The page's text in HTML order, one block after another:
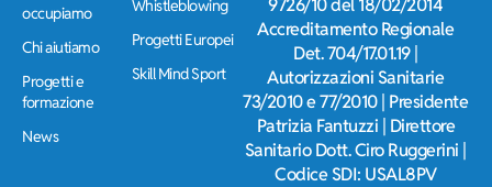
occupiamo
Chi aiutiamo
Progetti e
formazione
News
Whistleblowing
Progetti Europei
Skill Mind Sport
9726/10 del 18/02/2014
Accreditamento Regionale
Det. 704/17.01.19 |
Autorizzazioni Sanitarie
73/2010 e 77/2010 | Presidente
Patrizia Fantuzzi | Direttore
Sanitario Dott. Ciro Ruggerini |
Codice SDI: USAL8PV